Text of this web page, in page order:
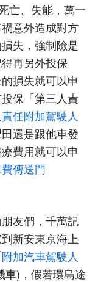
亡、失能，萬一
意外造成對方
失，強制險是
再另外投保
損失就可以申
保「第三人責
任附加駕駛人
還是跟他車發
費用就可以申
傳送門
友們，千萬記
到新安東京海上
附加汽車駕駛人
車) ，假若環島途